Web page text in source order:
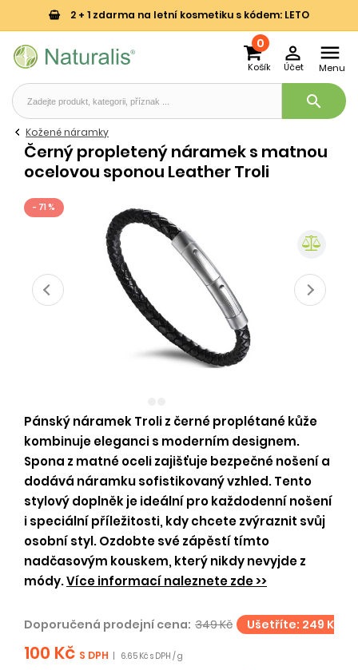
2 + 1 zdarma na letní kosmetiku s kódem: LETO

Menu

Účet
0
Košík
search
Kožené náramky
Černý propletený náramek s matnou
ocelovou sponou Leather Troli
- 71 %
Pánský náramek Troli z černé proplétané kůže
kombinuje eleganci s moderním designem.
Spona z matné oceli zajišťuje bezpečné nošení a
dodává náramku sofistikovaný vzhled. Tento
stylový doplněk je ideální pro každodenní nošení
i speciální příležitosti, kdy chcete zvýraznit svůj
osobní styl. Ozdobte své zápěstí tímto
nadčasovým kouskem, který nikdy nevyjde z
módy.Více informací naleznete zde >>
Doporučená prodejní cena: 349 Kč Ušetříte: 249 Kč
100 Kč S DPH 6.65 Kč s DPH / g